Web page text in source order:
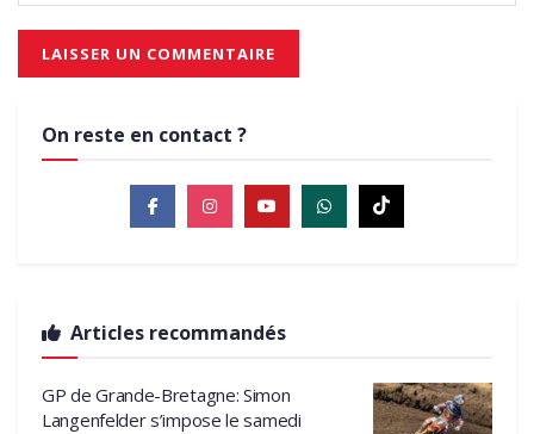
On reste en contact ?
Articles recommandés
GP de Grande-Bretagne: Simon
Langenfelder s’impose le samedi